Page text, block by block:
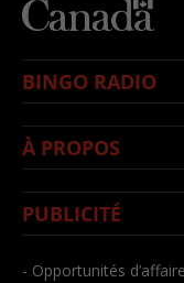
BINGO RADIO
À PROPOS
PUBLICITÉ
- Opportunités